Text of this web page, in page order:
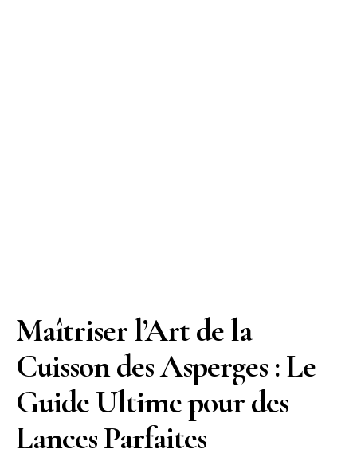
Maîtriser l’Art de la
Cuisson des Asperges : Le
Guide Ultime pour des
Lances Parfaites